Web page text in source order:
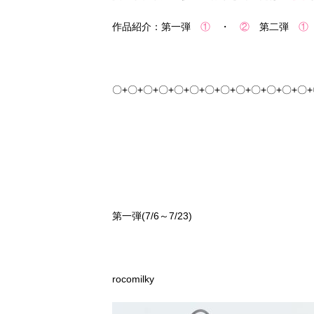
作品紹介：第一弾 ① ・ ② 第二弾 ①
〇+〇+〇+〇+〇+〇+〇+〇+〇+〇+〇+〇+〇
第一弾(7/6～7/23)
rocomilky